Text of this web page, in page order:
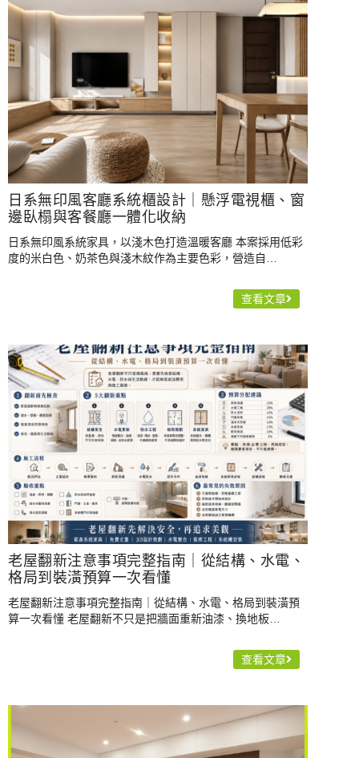
日系無印風客廳系統櫃設計｜懸浮電視櫃、窗
邊臥榻與客餐廳一體化收納
日系無印風系統家具，以淺木色打造溫暖客廳 本案採用低彩
度的米白色、奶茶色與淺木紋作為主要色彩，營造自…
查看文章
老屋翻新注意事項完整指南｜從結構、水電、
格局到裝潢預算一次看懂
老屋翻新注意事項完整指南｜從結構、水電、格局到裝潢預
算一次看懂 老屋翻新不只是把牆面重新油漆、換地板…
查看文章